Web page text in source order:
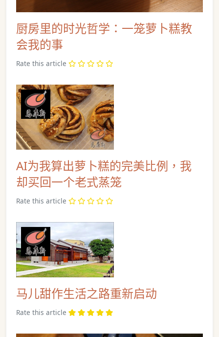
厨房里的时光哲学：一笼萝卜糕教
会我的事
Rate this article
AI为我算出萝卜糕的完美比例，我
却买回一个老式蒸笼
Rate this article
马儿甜作生活之路重新启动
Rate this article